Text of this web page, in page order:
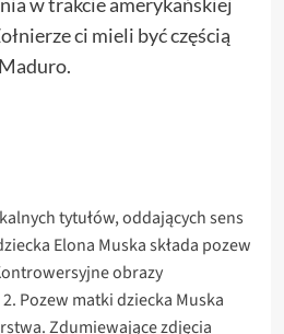
ci mieli być częścią
tytułów, oddających sens
Elona Muska składa pozew
obrazy
Pozew matki dziecka Muska
Zdumiewające zdjęcia